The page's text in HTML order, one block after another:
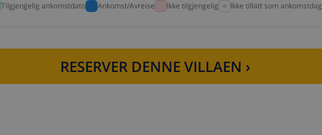
Tilgjengelig ankomstdato Ankomst/Avreise Ikke tilgjengelig Ikke tillatt som ankomstdag
RESERVER DENNE VILLAEN ›